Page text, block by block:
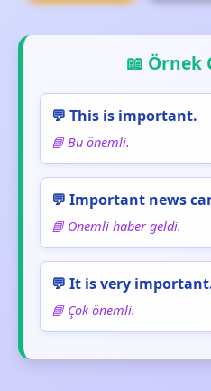
📖 Örnek
💬 This is important.
📘 Bu önemli.
💬 Important news
📘 Önemli haber geldi.
💬 It is very
📘 Çok önemli.